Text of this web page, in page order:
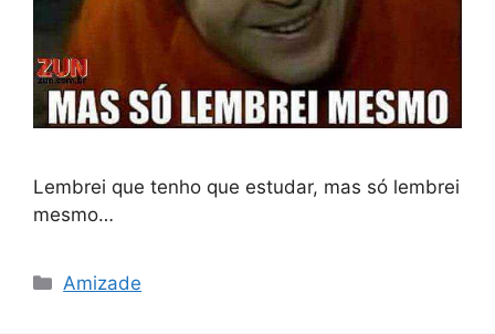
Lembrei que tenho que estudar, mas só lembrei
mesmo…
Categorias
Amizade